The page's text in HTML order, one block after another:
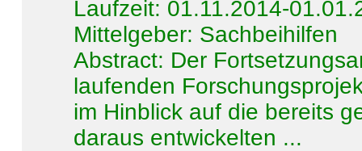
Laufzeit: 01.11.2014-
Mittelgeber: Sachbeihilfen
Abstract: Der
laufenden
im Hinblick auf die bereits
daraus entwickelten ...